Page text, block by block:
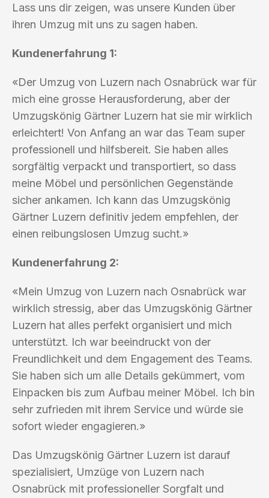
Lass uns dir zeigen, was unsere Kunden über
ihren Umzug mit uns zu sagen haben.
Kundenerfahrung 1:
«Der Umzug von Luzern nach Osnabrück war für
mich eine grosse Herausforderung, aber der
Umzugskönig Gärtner Luzern hat sie mir wirklich
erleichtert! Von Anfang an war das Team super
professionell und hilfsbereit. Sie haben alles
sorgfältig verpackt und transportiert, so dass
meine Möbel und persönlichen Gegenstände
sicher ankamen. Ich kann das Umzugskönig
Gärtner Luzern definitiv jedem empfehlen, der
einen reibungslosen Umzug sucht.»
Kundenerfahrung 2:
«Mein Umzug von Luzern nach Osnabrück war
wirklich stressig, aber das Umzugskönig Gärtner
Luzern hat alles perfekt organisiert und mich
unterstützt. Ich war beeindruckt von der
Freundlichkeit und dem Engagement des Teams.
Sie haben sich um alle Details gekümmert, vom
Einpacken bis zum Aufbau meiner Möbel. Ich bin
sehr zufrieden mit ihrem Service und würde sie
sofort wieder engagieren.»
Das Umzugskönig Gärtner Luzern ist darauf
spezialisiert, Umzüge von Luzern nach
Osnabrück mit professioneller Sorgfalt und